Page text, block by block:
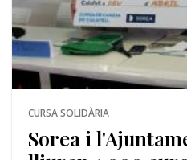
CURSA SOLIDÀRIA
Sorea i